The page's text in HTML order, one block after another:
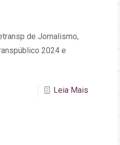
de Jornalismo,
2024 e
Leia Mais